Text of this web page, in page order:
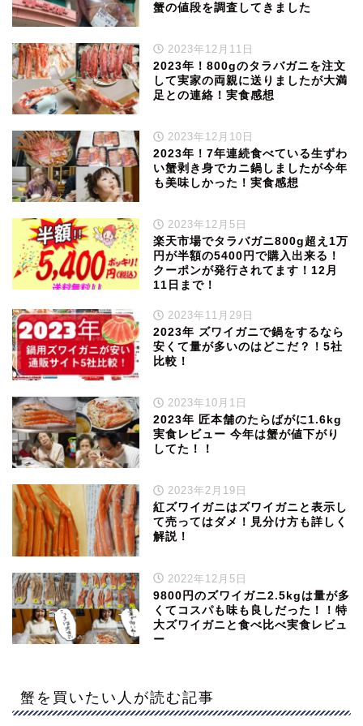
蟹の値段を調査してきました
2023年12月11日
2023年！800gのタラバガニを注文
して実家の両親に送りましたが大満
足との連絡！実食感想
2023年12月10日
2023年！7年連続食べている生ずわ
い蟹剥き身でカニ鍋しましたが今年
も美味しかった！実食感想
2023年12月5日
楽天市場でタラバガニ800g超え1万
円が半額の5400円で購入出来る！
クーポンが発行されてます！12月
11日まで！
2023年11月29日
2023年 ズワイガニで鍋をするなら
安くて量が多いのはどこだ？！5社
比較！
2023年10月1日
2023年 匠本舗のたらばがに1.6kg
実食レビュー 今年は蟹が値下がり
してた！！
2023年2月19日
紅ズワイガニはズワイガニと表示し
て売ってはダメ！見分け方も詳しく
解説！
2022年12月5日
9800円のズワイガニ2.5kgは量が多
くてコスパも味も良しだった！！特
大ズワイガニと食べ比べ実食レビュ
ー
蟹を買いたい人が読む記事